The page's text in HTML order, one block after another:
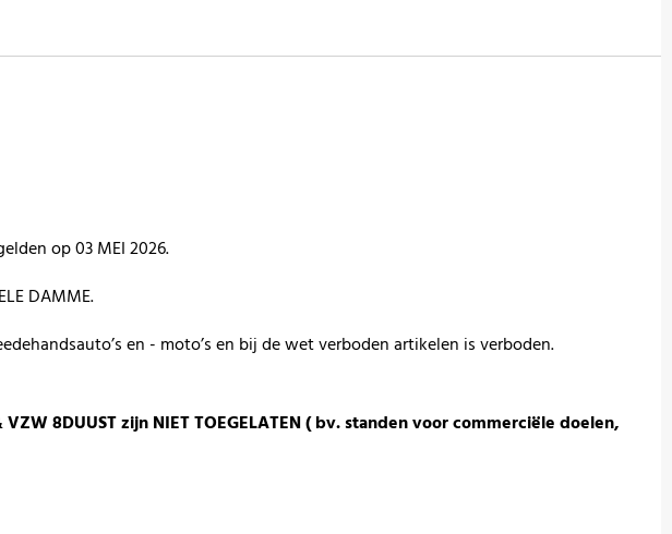
op 03 MEI 2026.
DAMME.
en - moto’s en bij de wet verboden artikelen is verboden.
8DUUST zijn NIET TOEGELATEN ( bv. standen voor commerciële doelen,